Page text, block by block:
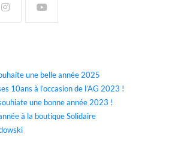
une belle année 2025
10ans à l’occasion de l’AG 2023 !
une bonne année 2023 !
à la boutique Solidaire